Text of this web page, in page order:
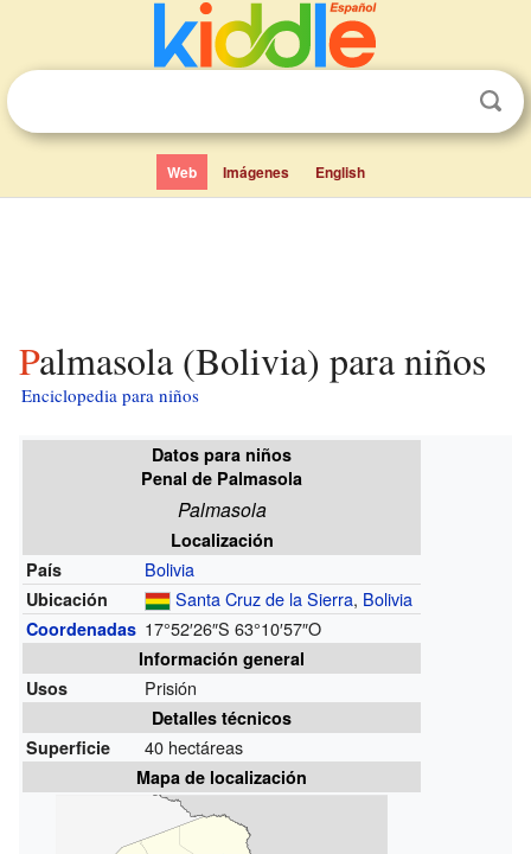
Web Imágenes English
Palmasola (Bolivia) para niños
Enciclopedia para niños
Datos para niños
Penal de Palmasola
Palmasola
Localización
País
Bolivia
Ubicación Santa Cruz de la Sierra, Bolivia
Coordenadas 17°52′26″S 63°10′57″O
Información general
Usos
Prisión
Detalles técnicos
Superficie
40 hectáreas
Mapa de localización